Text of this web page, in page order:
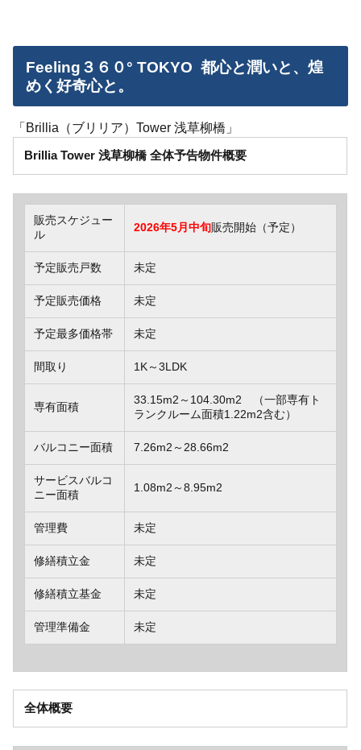
Feeling３６０° TOKYO 都心と潤いと、煌
めく好奇心と。
「Brillia（ブリリア）Tower 浅草柳橋」
Brillia Tower 浅草柳橋 全体予告物件概要
販売スケジュー
ル
2026年5月中旬販売開始（予定）
予定販売戸数 未定
予定販売価格 未定
予定最多価格帯 未定
間取り 1K～3LDK
専有面積
33.15m2～104.30m2 （一部専有ト
ランクルーム面積1.22m2含む）
バルコニー面積 7.26m2～28.66m2
サービスバルコ
ニー面積
1.08m2～8.95m2
管理費 未定
修繕積立金 未定
修繕積立基金 未定
管理準備金 未定
全体概要